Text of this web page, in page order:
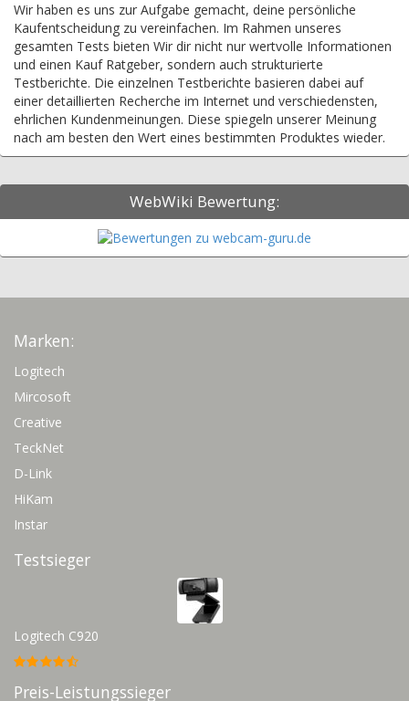
Wir haben es uns zur Aufgabe gemacht, deine persönliche
Kaufentscheidung zu vereinfachen. Im Rahmen unseres
gesamten Tests bieten Wir dir nicht nur wertvolle Informationen
und einen Kauf Ratgeber, sondern auch strukturierte
Testberichte. Die einzelnen Testberichte basieren dabei auf
einer detaillierten Recherche im Internet und verschiedensten,
ehrlichen Kundenmeinungen. Diese spiegeln unserer Meinung
nach am besten den Wert eines bestimmten Produktes wieder.
WebWiki Bewertung:
Marken:
Logitech
Mircosoft
Creative
TeckNet
D-Link
HiKam
Instar
Testsieger
Logitech C920
Preis-Leistungssieger